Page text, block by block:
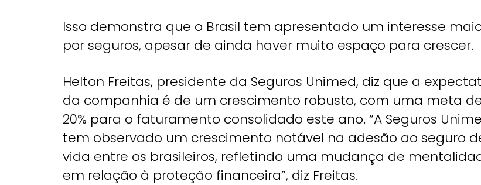
Isso demonstra que o Brasil tem apresentado um interesse
por seguros, apesar de ainda haver muito espaço para crescer.
Helton Freitas, presidente da Seguros Unimed, diz que a
da companhia é de um crescimento robusto, com uma meta
20% para o faturamento consolidado este ano. “A Seguros
tem observado um crescimento notável na adesão ao seguro
vida entre os brasileiros, refletindo uma mudança de
em relação à proteção financeira”, diz Freitas.